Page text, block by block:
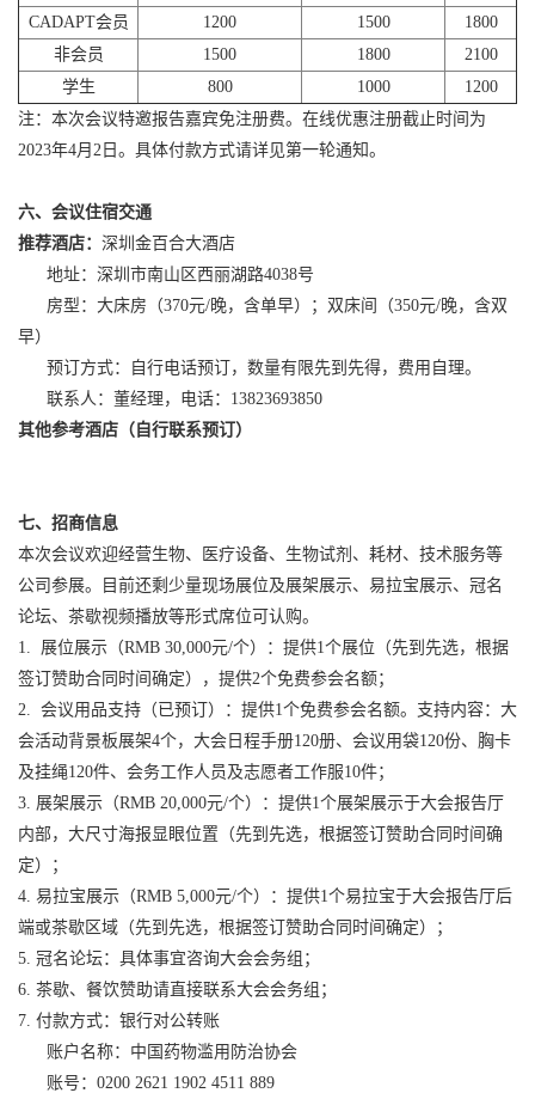
CADAPT会员 1200 1500
1800
非会员
1500 1800
2100
学生
800 1000
1200
注：本次会议特邀报告嘉宾免注册费。在线优惠注册截止时间为
2023年4月2日。具体付款方式请详见第一轮通知。
六、 会议住宿交通
推荐酒店： 深圳金百合大酒店
地址：深圳市南山区西丽湖路4038号
房型：大床房（370元/晚，含单早）；双床间（350元/晚，含双
早）
预订方式：自行电话预订，数量有限先到先得，费用自理。
联系人：董经理，电话：13823693850
其他参考酒店（自行联系预订）
七、招商信息
本次会议欢迎经营生物、医疗设备、生物试剂、耗材、技术服务等
公司参展。目前还剩少量现场展位及展架展示、易拉宝展示、冠名
论坛、茶歇视频播放等形式席位可认购。
1. 展位展示（RMB 30,000元/个）：提供1个展位（先到先选，根据
签订赞助合同时间确定），提供2个免费参会名额；
2. 会议用品支持（已预订）：提供1个免费参会名额。支持内容：大
会活动背景板展架4个，大会日程手册120册、会议用袋120份、胸卡
及挂绳120件、会务工作人员及志愿者工作服10件；
3. 展架展示（RMB 20,000元/个）：提供1个展架展示于大会报告厅
内部，大尺寸海报显眼位置（先到先选，根据签订赞助合同时间确
定）；
4. 易拉宝展示（RMB 5,000元/个）：提供1个易拉宝于大会报告厅后
端或茶歇区域（先到先选，根据签订赞助合同时间确定）；
5. 冠名论坛：具体事宜咨询大会会务组；
6. 茶歇、餐饮赞助请直接联系大会会务组；
7. 付款方式：银行对公转账
账户名称：中国药物滥用防治协会
账号：0200 2621 1902 4511 889